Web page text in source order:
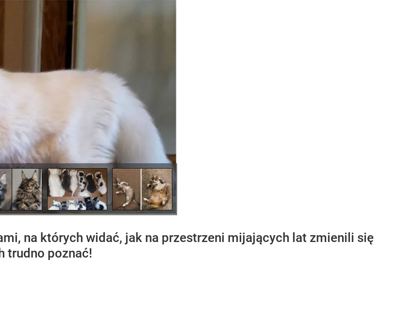
na których widać, jak na przestrzeni mijających lat zmienili się
trudno poznać!